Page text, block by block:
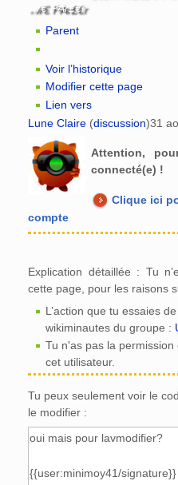
ℳ€ P₳r₤€r
Parent
Voir l’historique
Modifier cette page
Lien vers
Lune Claire (discussion)31
Attention,
connecté(e) !
Clique ici
compte
Explication détaillée : Tu
cette page, pour les raisons
L’action que tu essaies
wikiminautes du groupe :
Tu n'as pas la
cet utilisateur.
Tu peux seulement voir le
le modifier :